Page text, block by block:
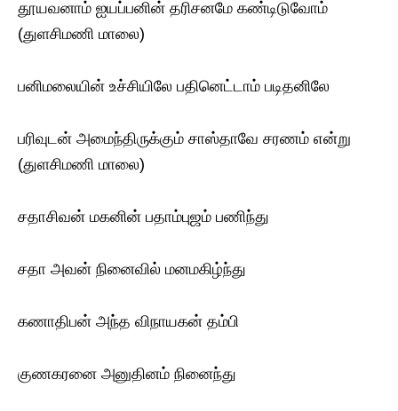
தூயவனாம் ஐயப்பனின் தரிசனமே கண்டிடுவோம்
(துளசிமணி மாலை)
பனிமலையின் உச்சியிலே பதினெட்டாம் படிதனிலே
பரிவுடன் அமைந்திருக்கும் சாஸ்தாவே சரணம் என்று
(துளசிமணி மாலை)
சதாசிவன் மகனின் பதாம்புஜம் பணிந்து
சதா அவன் நினைவில் மனமகிழ்ந்து
கணாதிபன் அந்த‌ விநாயகன் தம்பி
குணகரனை அனுதினம் நினைந்து